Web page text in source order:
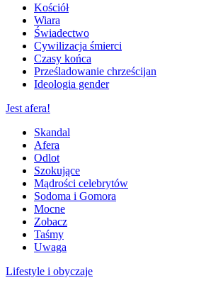
Kościół
Wiara
Świadectwo
Cywilizacja śmierci
Czasy końca
Prześladowanie chrześcijan
Ideologia gender
Jest afera!
Skandal
Afera
Odlot
Szokujące
Mądrości celebrytów
Sodoma i Gomora
Mocne
Zobacz
Taśmy
Uwaga
Lifestyle i obyczaje